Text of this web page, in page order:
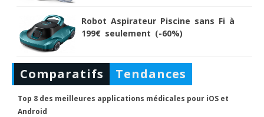
Robot Aspirateur Piscine sans Fi à
199€ seulement (-60%)
Comparatifs Tendances
Top 8 des meilleures applications médicales pour iOS et
Android